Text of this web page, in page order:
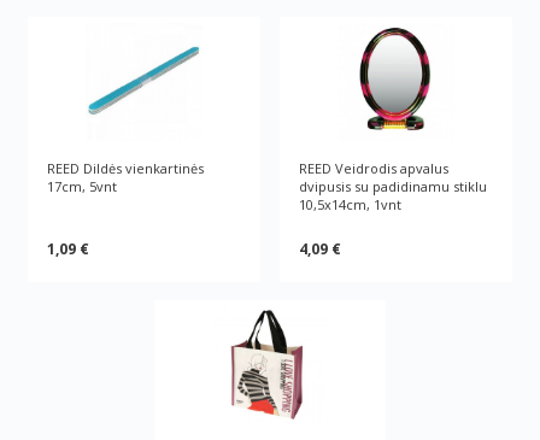
REED Dildės vienkartinės
17cm, 5vnt
1,09 €
REED Veidrodis apvalus
dvipusis su padidinamu stiklu
10,5x14cm, 1vnt
4,09 €